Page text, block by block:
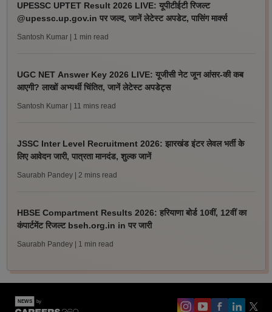
UPESSC UPTET Result 2026 LIVE: यूपीटीईटी रिजल्ट
@upessc.up.gov.in पर जल्द, जानें लेटेस्ट अपडेट, पासिंग मार्क्स
Santosh Kumar | 1 min read
UGC NET Answer Key 2026 LIVE: यूजीसी नेट जून आंसर-की कब
आएगी? लाखों अभ्यर्थी चिंतित, जानें लेटेस्ट अपडेट्स
Santosh Kumar | 11 mins read
JSSC Inter Level Recruitment 2026: झारखंड इंटर लेवल भर्ती के
लिए आवेदन जारी, पात्रता मानदंड, शुल्क जानें
Saurabh Pandey | 2 mins read
HBSE Compartment Results 2026: हरियाणा बोर्ड 10वीं, 12वीं का
कंपार्टमेंट रिजल्ट bseh.org.in in पर जारी
Saurabh Pandey | 1 min read